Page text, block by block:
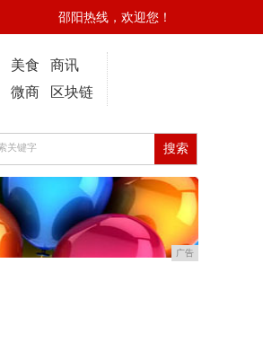
邵阳热线，欢迎您！
美食
商讯
微商
区块链
广告